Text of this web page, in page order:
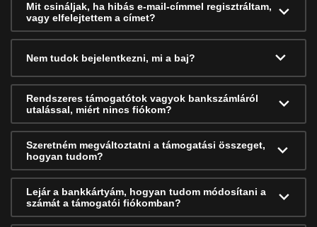
Mit csináljak, ha hibás e-mail-címmel regisztráltam,
vagy elfelejtettem a címet?
Nem tudok bejelentkezni, mi a baj?
Rendszeres támogatótok vagyok bankszámláról
utalással, miért nincs fiókom?
Szeretném megváltoztatni a támogatási összeget,
hogyan tudom?
Lejár a bankkártyám, hogyan tudom módosítani a
számát a támogatói fiókomban?